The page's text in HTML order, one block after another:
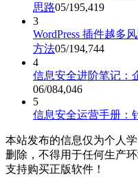
思路05/195,419
3
WordPress 插件越多
方法05/194,744
4
信息安全进阶笔记：
06/084,046
5
信息安全运营手册：
本站发布的信息仅为个人
删除，不得用于任何生产
支持购买正版软件！